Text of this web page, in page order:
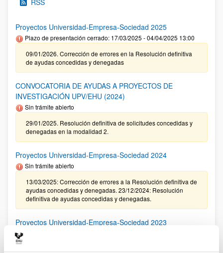
RSS
Proyectos Universidad-Empresa-Sociedad 2025
Plazo de presentación cerrado: 17/03/2025 - 04/04/2025 13:00
09/01/2026. Corrección de errores en la Resolución definitiva
de ayudas concedidas y denegadas
CONVOCATORIA DE AYUDAS A PROYECTOS DE
INVESTIGACIÓN UPV/EHU (2024)
Sin trámite abierto
29/01/2025. Resolución definitiva de solicitudes concedidas y
denegadas en la modalidad 2.
Proyectos Universidad-Empresa-Sociedad 2024
Sin trámite abierto
13/03/2025: Corrección de errores a la Resolución definitiva de
ayudas concedidas y denegadas. 23/12/2024: Resolución
definitiva de ayudas concedidas y denegadas.
Proyectos Universidad-Empresa-Sociedad 2023